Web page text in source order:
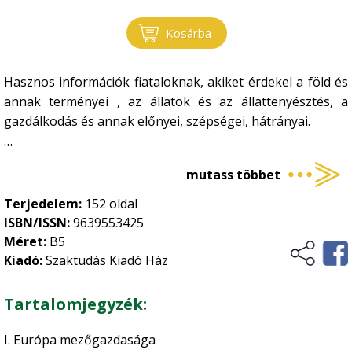
Környezetvédelem
• Megújuló energia
• Természetvédelem
Logisztika, raktározás
Növénytermesztés
• Növényvédelem
• Szőlészet-borászat
Üzleti élet, marketing
Kosárba
Hasznos információk fiataloknak, akiket érdekel a föld és
annak terményei , az állatok és az állattenyésztés, a
gazdálkodás és annak előnyei, szépségei, hátrányai.
Ez a kiadvány áttekinthető ismeretekkel szolgál a
felsoroltakhoz, egy kis kedvcsináló a fiataloknak és
érdekesség az idősebb generációnak.
mutass többet
Terjedelem: 152 oldal
ISBN/ISSN:9639553425
Méret: B5
Kiadó:Szaktudás Kiadó Ház
Tartalomjegyzék:
I. Európa mezőgazdasága